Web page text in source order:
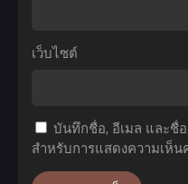
ทำ
กลาย
เป็น
ซอมบี้
เว็บไซต์
บันทึกชื่อ, อีเมล และชื่
สำหรับการแสดงความเห็น